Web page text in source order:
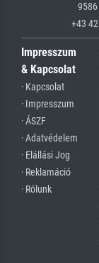
9586
+43
Impresszum
& Kapcsolat
· Kapcsolat
· Impresszum
· ÁSZF
· Adatvédelem
· Elállási Jog
· Reklamáció
· Rólunk